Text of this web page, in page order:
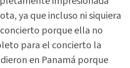
ya que incluso ni siquiera
porque ella no
para el concierto la
en Panamá porque